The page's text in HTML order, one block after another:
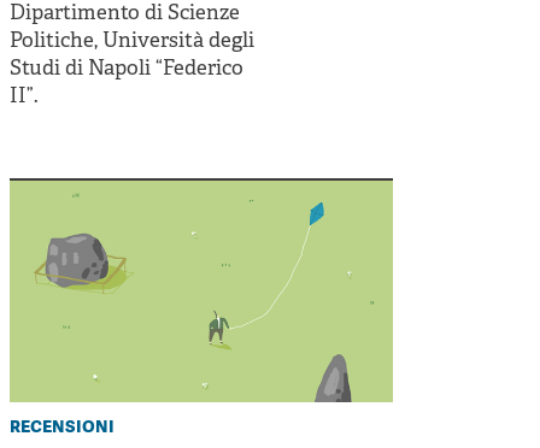
Valutazione e dintorni
Dipartimento di Scienze
Politiche, Università degli
Studi di Napoli “Federico
II”.
recensioni